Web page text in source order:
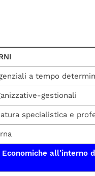
a tempo
a tempo
gestionali
specialistica e
Economiche all'interno